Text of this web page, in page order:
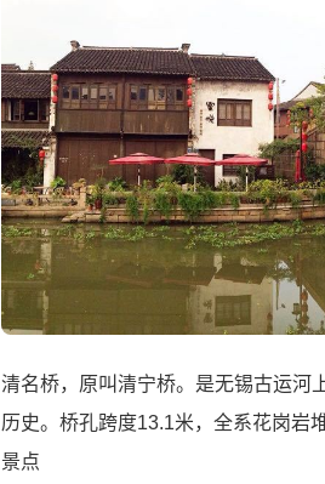
清名桥，原叫清宁桥。是无锡古运河
历史。桥孔跨度13.1米，全系花岗岩
景点